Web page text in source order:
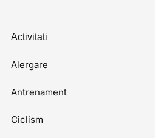
Activitati
Alergare
Antrenament
Ciclism